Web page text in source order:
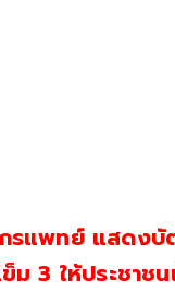
รแพทย์ แสดง
ม 3 ให้ประชาช